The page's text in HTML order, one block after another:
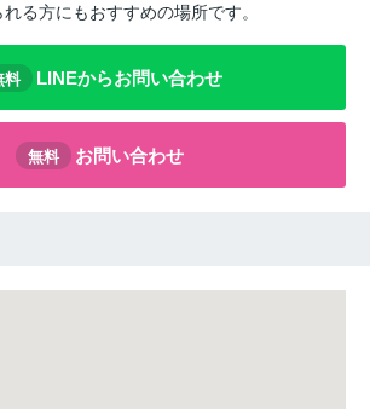
る方にもおすすめの場所です。
料 LINEからお問い合わせ
無料 お問い合わせ